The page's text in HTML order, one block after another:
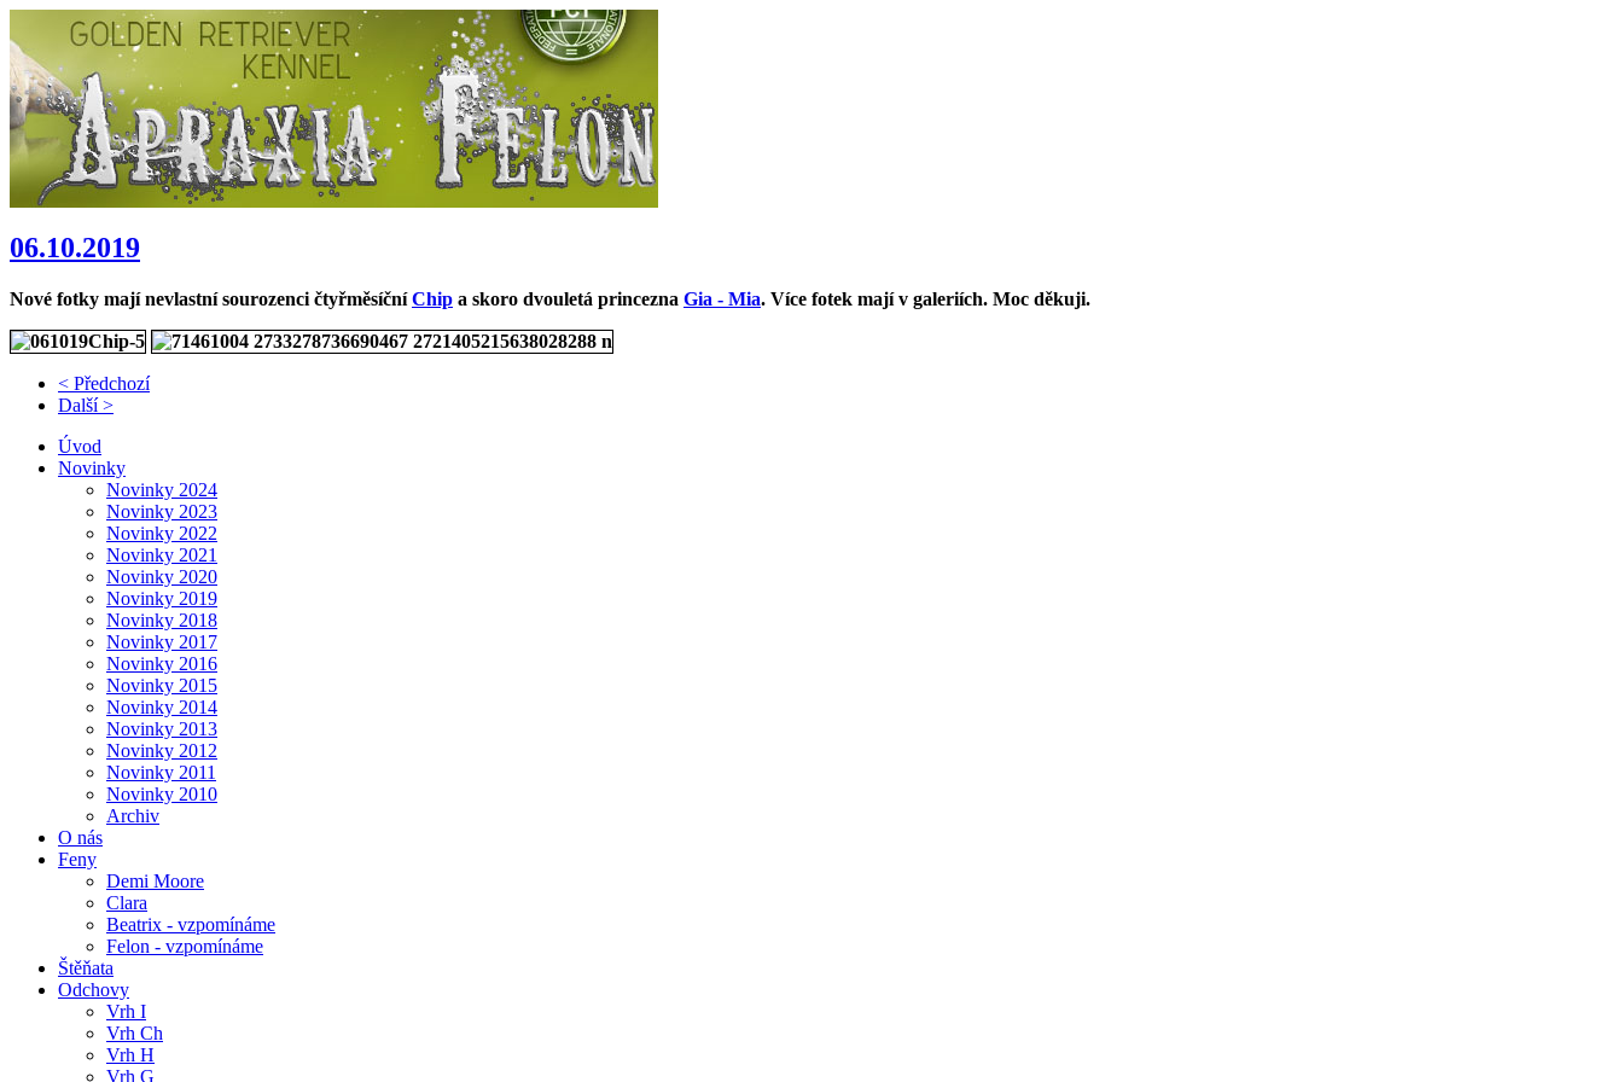
06.10.2019
Nové fotky mají nevlastní sourozenci čtyřměsíčníChip a skoro dvouletá princezna Gia - Mia. Více fotek mají v galeriích. Moc děkuji.
< Předchozí
Další >
Úvod
Novinky
Novinky 2024
Novinky 2023
Novinky 2022
Novinky 2021
Novinky 2020
Novinky 2019
Novinky 2018
Novinky 2017
Novinky 2016
Novinky 2015
Novinky 2014
Novinky 2013
Novinky 2012
Novinky 2011
Novinky 2010
Archiv
O nás
Feny
Demi Moore
Clara
Beatrix - vzpomínáme
Felon - vzpomínáme
Štěňata
Odchovy
Vrh I
Vrh Ch
Vrh H
Vrh G